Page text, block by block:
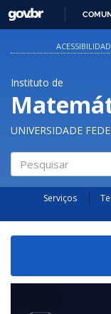
GOVBR
Instituto de
UNIVERSIDADE
Pesquisar
Serviços